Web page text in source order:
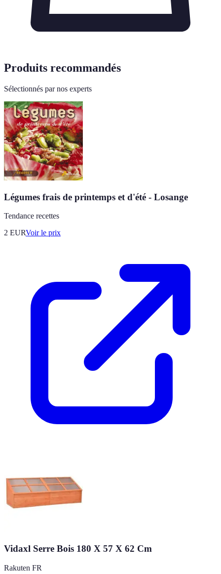
Produits recommandés
Sélectionnés par nos experts
Légumes frais de printemps et d'été - Losange
Tendance recettes
2 EURVoir le prix
Vidaxl Serre Bois 180 X 57 X 62 Cm
Rakuten FR